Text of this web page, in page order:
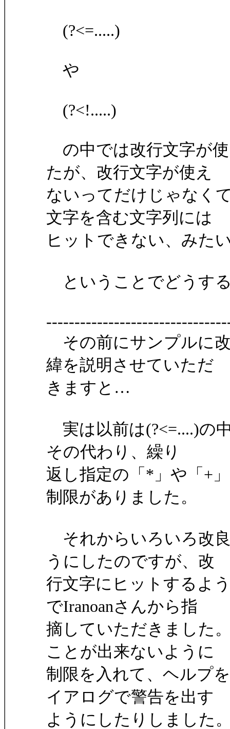
(?<=.....)
や
(?<!.....)
の中では改行文字が
たが、改行文字が使え
ないってだけじゃなく
文字を含む文字列には
ヒットできない、みた
ということでどうす
その前にサンプルに
緯を説明させていただ
きますと…
実は以前は(?<=....)の
その代わり、繰り
返し指定の「*」や「+
制限がありました。
それからいろいろ改
うにしたのですが、改
行文字にヒットするよ
でIranoanさんから指
摘していただきました
ことが出来ないように
制限を入れて、ヘルプ
イアログで警告を出す
ようにしたりしました